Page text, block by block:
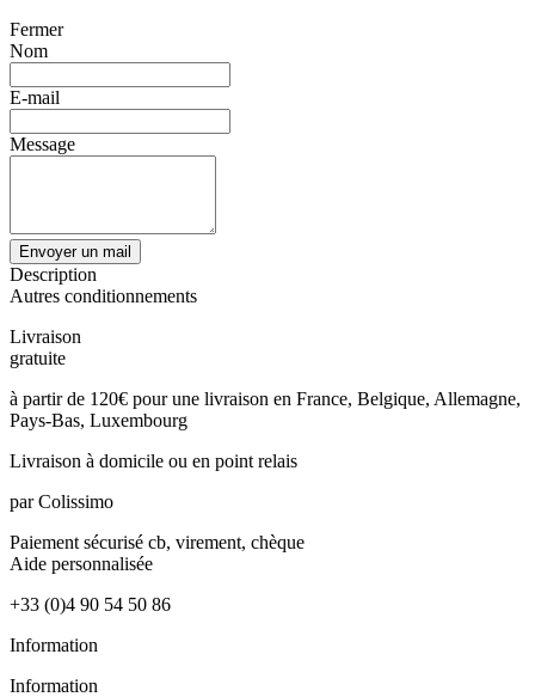
Fermer
Nom
E-mail
Message
Envoyer un mail
Description
Autres conditionnements
Livraison
gratuite
à partir de 120€ pour une livraison en France, Belgique, Allemagne,
Pays-Bas, Luxembourg
Livraison à domicile ou en point relais
par Colissimo
Paiement sécurisé cb, virement, chèque
Aide personnalisée
+33 (0)4 90 54 50 86
Information
Information